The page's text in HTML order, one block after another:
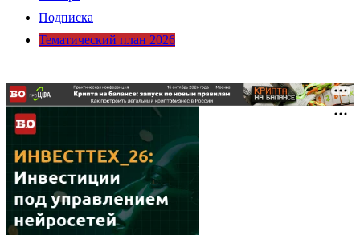
Подписка
Тематический план 2026